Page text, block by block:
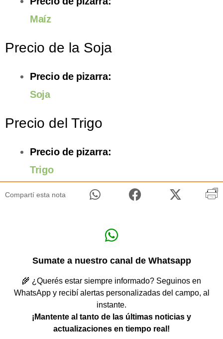
Maíz
Precio de la Soja
Precio de pizarra:
Soja
Precio del Trigo
Precio de pizarra:
Trigo
Compartí esta nota
Sumate a nuestro canal de Whatsapp
🌾 ¿Querés estar siempre informado? Seguinos en
WhatsApp y recibí alertas personalizadas del campo, al
instante.
¡Mantente al tanto de las últimas noticias y
actualizaciones en tiempo real!